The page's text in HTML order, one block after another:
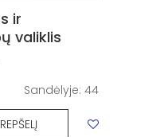
ir
valiklis
Sandėlyje: 44